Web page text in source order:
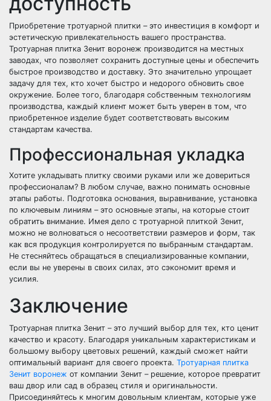
Приобретение тротуарной плитки – это инвестиция в комфорт и
эстетическую привлекательность вашего пространства.
Тротуарная плитка Зенит воронеж производится на местных
заводах, что позволяет сохранить доступные цены и обеспечить
быстрое производство и доставку. Это значительно упрощает
задачу для тех, кто хочет быстро и недорого обновить свое
окружение. Более того, благодаря собственным технологиям
производства, каждый клиент может быть уверен в том, что
приобретенное изделие будет соответствовать высоким
стандартам качества.
Профессиональная укладка
Хотите укладывать плитку своими руками или же довериться
профессионалам? В любом случае, важно понимать основные
этапы работы. Подготовка основания, выравнивание, установка
по ключевым линиям – это основные этапы, на которые стоит
обратить внимание. Имея дело с тротуарной плиткой Зенит,
можно не волноваться о несоответствии размеров и форм, так
как вся продукция контролируется по выбранным стандартам.
Не стесняйтесь обращаться в специализированные компании,
если вы не уверены в своих силах, это сэкономит время и
усилия.
Заключение
Тротуарная плитка Зенит – это лучший выбор для тех, кто ценит
качество и красоту. Благодаря уникальным характеристикам и
большому выбору цветовых решений, каждый сможет найти
оптимальный вариант для своего проекта. Тротуарная плитка
Зенит воронеж от компании Зенит – решение, которое превратит
ваш двор или сад в образец стиля и оригинальности.
Присоединяйтесь к многим довольным клиентам, которые уже